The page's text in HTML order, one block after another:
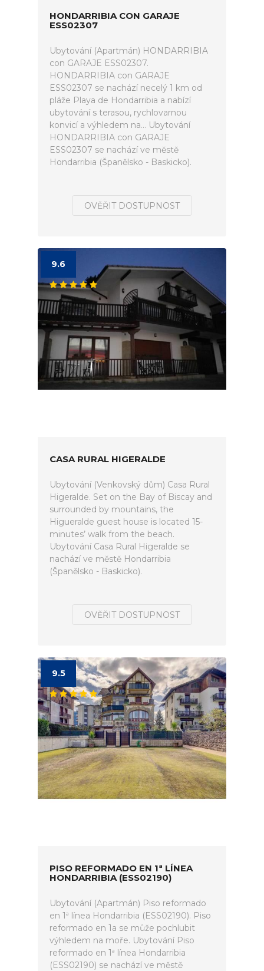
HONDARRIBIA CON GARAJE
ESS02307
Ubytování (Apartmán) HONDARRIBIA
con GARAJE ESS02307.
HONDARRIBIA con GARAJE
ESS02307 se nachází necelý 1 km od
pláže Playa de Hondarribia a nabízí
ubytování s terasou, rychlovarnou
konvicí a výhledem na... Ubytování
HONDARRIBIA con GARAJE
ESS02307 se nachází ve městě
Hondarribia (Španělsko - Baskicko).
OVĚŘIT DOSTUPNOST
9.6
CASA RURAL HIGERALDE
Ubytování (Venkovský dům) Casa Rural
Higeralde. Set on the Bay of Biscay and
surrounded by mountains, the
Higueralde guest house is located 15-
minutes’ walk from the beach.
Ubytování Casa Rural Higeralde se
nachází ve městě Hondarribia
(Španělsko - Baskicko).
OVĚŘIT DOSTUPNOST
9.5
PISO REFORMADO EN 1ª LÍNEA
HONDARRIBIA (ESS02190)
Ubytování (Apartmán) Piso reformado
en 1ª línea Hondarribia (ESS02190). Piso
reformado en 1a se může pochlubit
výhledem na moře. Ubytování Piso
reformado en 1ª línea Hondarribia
(ESS02190) se nachází ve městě